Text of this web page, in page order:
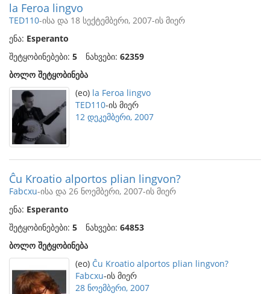
la Feroa lingvo
TED110-ისა და 18 სექტემბერი, 2007-ის მიერ
ენა: Esperanto
შეტყობინებები: 5 ნახვები: 62359
ბოლო შეტყობინება
(eo) la Feroa lingvo
TED110-ის მიერ
12 დეკემბერი, 2007
Ĉu Kroatio alportos plian lingvon?
Fabcxu-ისა და 26 ნოემბერი, 2007-ის მიერ
ენა: Esperanto
შეტყობინებები: 5 ნახვები: 64853
ბოლო შეტყობინება
(eo) Ĉu Kroatio alportos plian lingvon?
Fabcxu-ის მიერ
28 ნოემბერი, 2007